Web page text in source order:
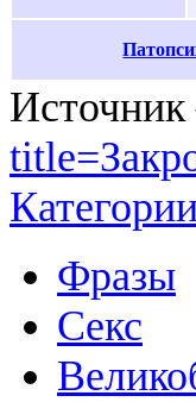
Фразы
Секс